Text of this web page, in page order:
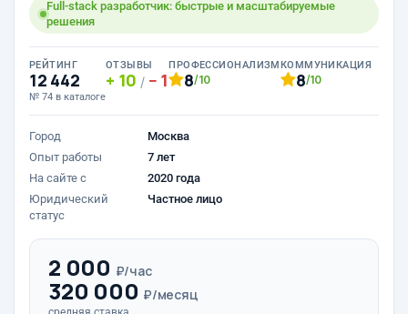
Full-stack разработчик: быстрые и масштабируемые
решения
РЕЙТИНГ
12 442
№ 74 в каталоге
ОТЗЫВЫ
10 / 1
ПРОФЕССИОНАЛИЗМ
8/10
КОММУНИКАЦИЯ
8/10
Город
Москва
Опыт работы
7 лет
На сайте с
2020 года
Юридический
статус
Частное лицо
2 000 ₽/час
320 000 ₽/месяц